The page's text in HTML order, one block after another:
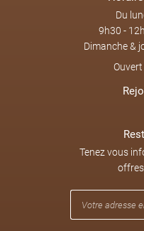
Du
9h30 -
Dimanche &
Tenez vous